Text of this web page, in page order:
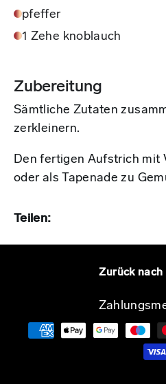
pfeffer
1 Zehe knoblauch
Zubereitung
Sämtliche Zutaten
zerkleinern.
Den fertigen Aufstrich mit
oder als Tapenade zu
Teilen:
Zurück nach